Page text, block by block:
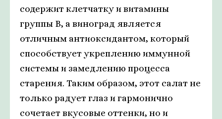
содержит клетчатку и витамины
группы В, а виноград является
отличным антиоксидантом, который
способствует укреплению иммунной
системы и замедлению процесса
старения. Таким образом, этот салат не
только радует глаз и гармонично
сочетает вкусовые оттенки, но и